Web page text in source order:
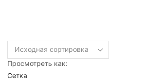
Просмотреть как:
Сетка